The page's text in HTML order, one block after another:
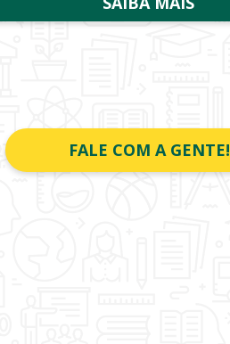
FALE COM A GENTE!